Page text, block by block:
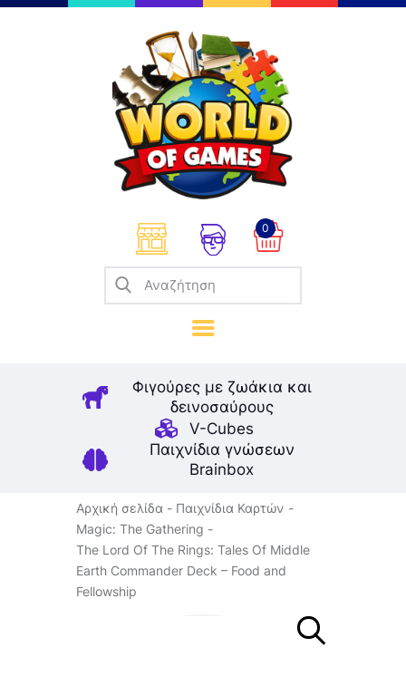
0
Φιγούρες με ζωάκια και
δεινοσαύρους
V-Cubes
Παιχνίδια γνώσεων
Brainbox
Επιτραπέζια
Παζλ
Παιχνίδια Καρτών
Σπαζοκεφαλιές
Κατασκευές
Καλλιτεχνικά
Μοντελισμός
Βιβλία
Παιχνίδια Ρόλων
Αρχική σελίδα
Παιχνίδια Καρτών
Magic: The Gathering
The Lord Of The Rings: Tales Of Middle
Earth Commander Deck – Food and
Fellowship